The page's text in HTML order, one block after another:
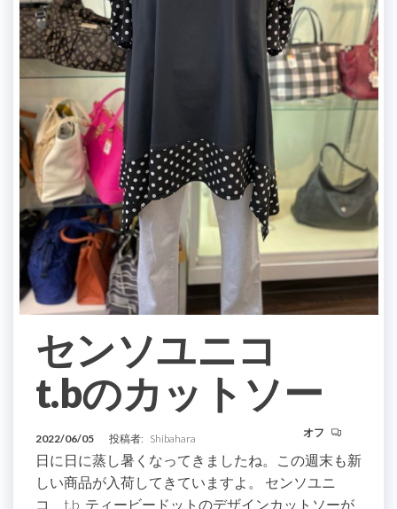
センソユニコ
t.bのカットソー
2022/06/05 投稿者: Shibahara オフ
日に日に蒸し暑くなってきましたね。この週末も新
しい商品が入荷してきていますよ。 センソユニ
コ t.b ティービードットのデザインカットソーが